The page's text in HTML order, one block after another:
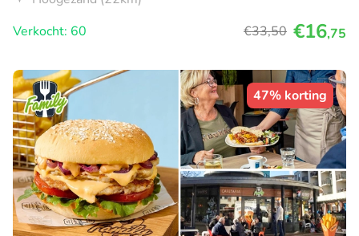
Verkocht: 60
€33,50 €16,75
47% korting